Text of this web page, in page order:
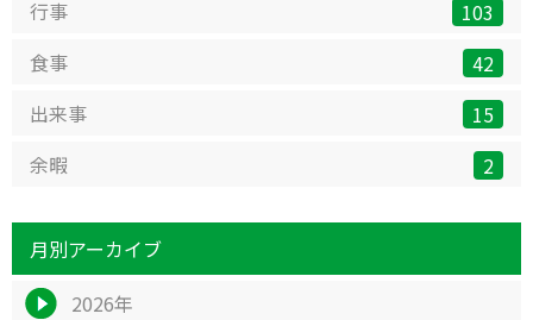
行事
103
食事
42
出来事
15
余暇
2
月別アーカイブ
2026年